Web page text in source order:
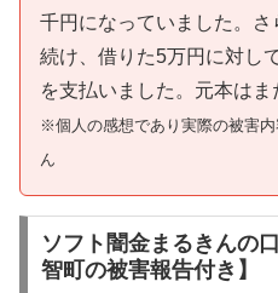
千円になっていました。さ
続け、借りた5万円に対し
を支払いました。元本はま
※個人の感想であり実際の被害
ん
ソフト闇金まるきんの
智町の被害報告付き】